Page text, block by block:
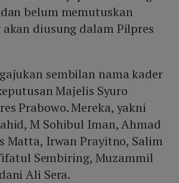
belum memutuskan
akan diusung dalam Pilpres
sembilan nama kader
Majelis Syuro
Prabowo. Mereka, yakni
M Sohibul Iman, Ahmad
Matta, Irwan Prayitno, Salim
Sembiring, Muzammil
Ali Sera.